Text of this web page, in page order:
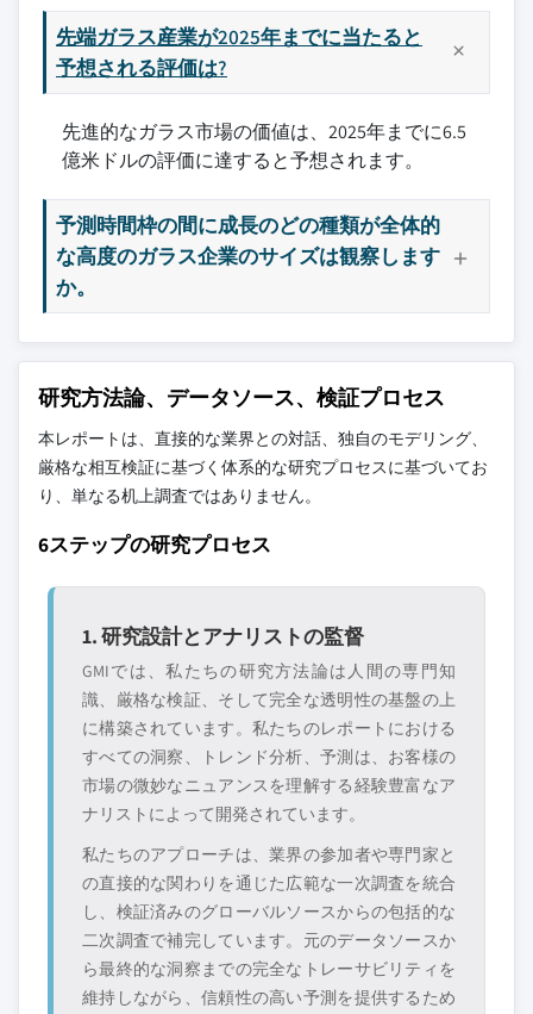
先端ガラス産業が2025年までに当たると
予想される評価は?
先進的なガラス市場の価値は、2025年までに6.5
億米ドルの評価に達すると予想されます。
予測時間枠の間に成長のどの種類が全体的
な高度のガラス企業のサイズは観察します
か。
研究方法論、データソース、検証プロセス
本レポートは、直接的な業界との対話、独自のモデリング、
厳格な相互検証に基づく体系的な研究プロセスに基づいてお
り、単なる机上調査ではありません。
6ステップの研究プロセス
1. 研究設計とアナリストの監督
GMIでは、私たちの研究方法論は人間の専門知
識、厳格な検証、そして完全な透明性の基盤の上
に構築されています。私たちのレポートにおける
すべての洞察、トレンド分析、予測は、お客様の
市場の微妙なニュアンスを理解する経験豊富なア
ナリストによって開発されています。
私たちのアプローチは、業界の参加者や専門家と
の直接的な関わりを通じた広範な一次調査を統合
し、検証済みのグローバルソースからの包括的な
二次調査で補完しています。元のデータソースか
ら最終的な洞察までの完全なトレーサビリティを
維持しながら、信頼性の高い予測を提供するため